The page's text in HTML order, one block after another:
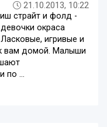
21.10.2013, 10:22
страйт и фолд -
окраса
игривые и
вам домой. Малыши
по ...